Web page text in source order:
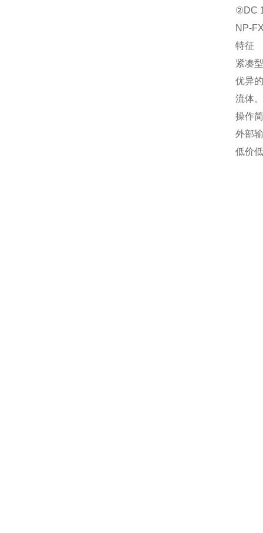
②DC
NP-
特征
紧凑
优异
流体。
操作
外部
低价